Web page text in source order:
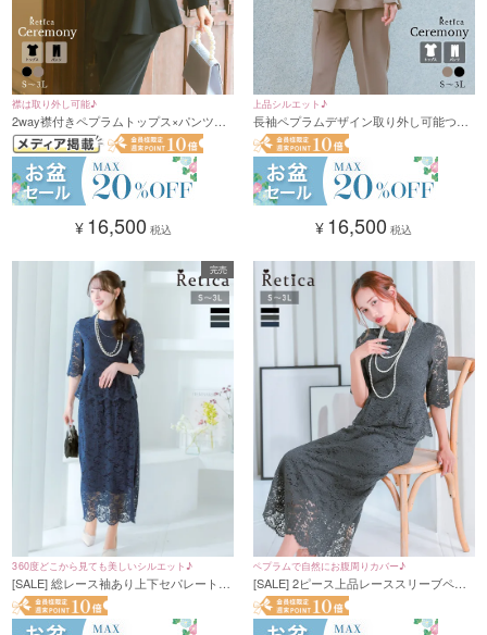
襟は取り外し可能♪
2way襟付きペプラムトップス×パンツセ
ットアップセレモニースーツ2点セット
(Sサイズ～3Lサイズ)
¥ 16,500 税込
上品シルエット♪
長袖ペプラムデザイン取り外し可能つけ
襟付きセットアップパンツスーツ2点セッ
ト (Sサイズ～3Lサイズ)
¥ 16,500 税込
360度どこから見ても美しいシルエット♪
[SALE] 総レース袖あり上下セパレートタ
イトスカートドレス (Sサイズ～3Lサイ
ズ)
完売
ペプラムで自然にお腹周りカバー♪
[SALE] 2ピース上品レーススリーブペプ
ラム切り替えタイトロングドレス (Sサイ
ズ～3Lサイズ)